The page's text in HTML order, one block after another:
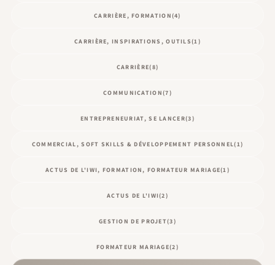
CARRIÈRE, FORMATION(4)
CARRIÈRE, INSPIRATIONS, OUTILS(1)
CARRIÈRE(8)
COMMUNICATION(7)
ENTREPRENEURIAT, SE LANCER(3)
COMMERCIAL, SOFT SKILLS & DÉVELOPPEMENT PERSONNEL(1)
ACTUS DE L'IWI, FORMATION, FORMATEUR MARIAGE(1)
ACTUS DE L'IWI(2)
GESTION DE PROJET(3)
FORMATEUR MARIAGE(2)